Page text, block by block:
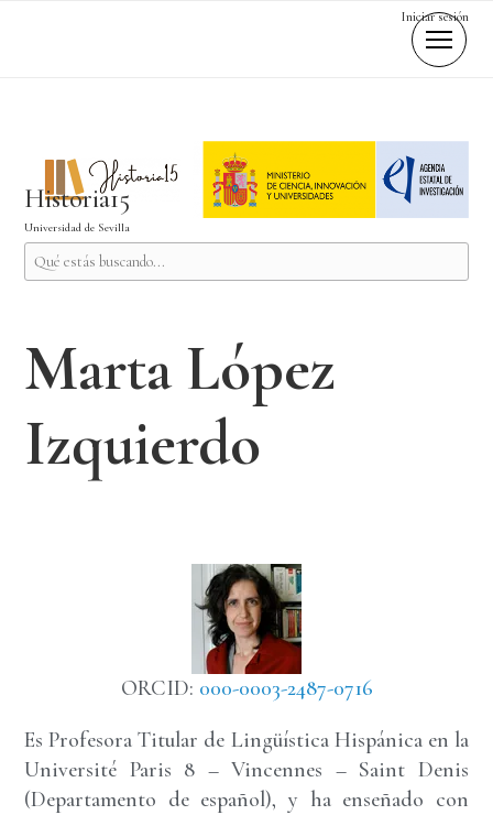
Iniciar sesión
Historia15
Universidad de Sevilla
Marta López
Izquierdo
ORCID: 000-0003-2487-0716
Es Profesora Titular de Lingüística Hispánica en la
Université Paris 8 – Vincennes – Saint Denis
(Departamento de español), y ha enseñado con